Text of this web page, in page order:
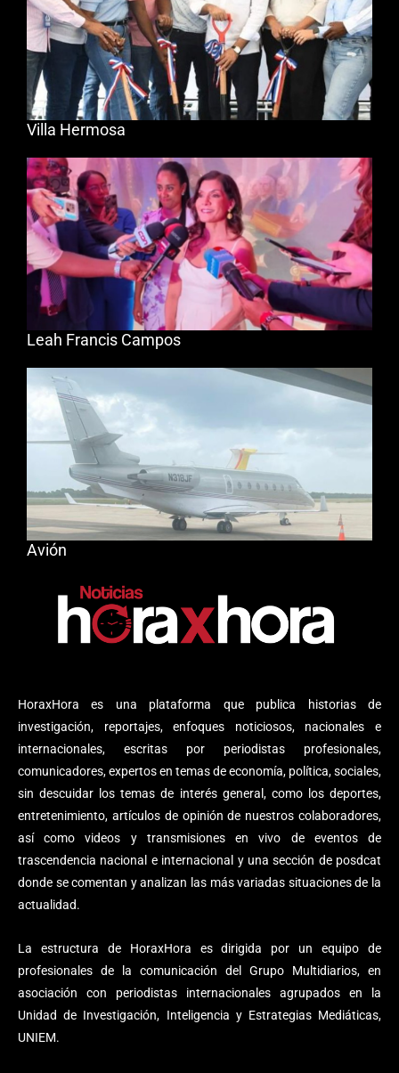
HoraxHora es una plataforma que publica historias de
investigación, reportajes, enfoques noticiosos, nacionales e
internacionales, escritas por periodistas profesionales,
comunicadores, expertos en temas de economía, política, sociales,
sin descuidar los temas de interés general, como los deportes,
entretenimiento, artículos de opinión de nuestros colaboradores,
así como videos y transmisiones en vivo de eventos de
trascendencia nacional e internacional y una sección de posdcat
donde se comentan y analizan las más variadas situaciones de la
actualidad.
La estructura de HoraxHora es dirigida por un equipo de
profesionales de la comunicación del Grupo Multidiarios, en
asociación con periodistas internacionales agrupados en la
Unidad de Investigación, Inteligencia y Estrategias Mediáticas,
UNIEM.
Villa Hermosa
Leah Francis Campos
Avión